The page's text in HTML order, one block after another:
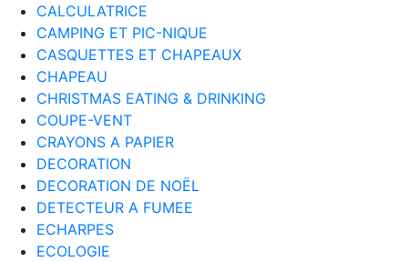
CALCULATRICE
CAMPING ET PIC-NIQUE
CASQUETTES ET CHAPEAUX
CHAPEAU
CHRISTMAS EATING & DRINKING
COUPE-VENT
CRAYONS A PAPIER
DECORATION
DECORATION DE NOËL
DETECTEUR A FUMEE
ECHARPES
ECOLOGIE